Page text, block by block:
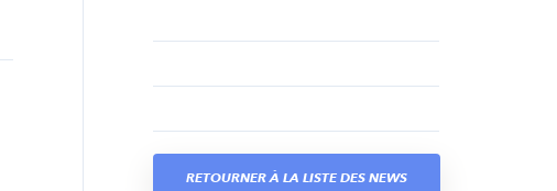
RETOURNER À LA LISTE DES NEWS